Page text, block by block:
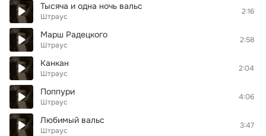
Тысяча и одна ночь вальс
Штраус
2:16
Марш Радецкого
Штраус
2:58
Канкан
Штраус
2:04
Поппури
Штраус
4:06
Любимый вальс
Штраус
3:47